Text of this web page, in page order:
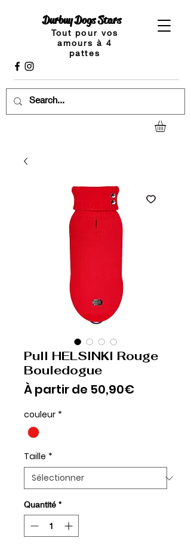
Durbuy Dogs Stars
Tout pour vos
amours à 4
pattes
Pull HELSINKI Rouge
Bouledogue
À partir de 50,90€Prix
couleur *
Taille *
Quantité *